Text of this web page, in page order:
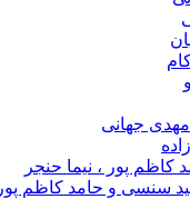
جهانی
کاظم پور ، نیما حنجر
سنسی و حامد کاظم پور